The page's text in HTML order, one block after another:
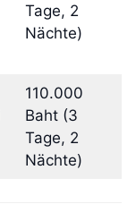
Tage, 2
Nächte)
110.000
Baht (3
Tage, 2
Nächte)